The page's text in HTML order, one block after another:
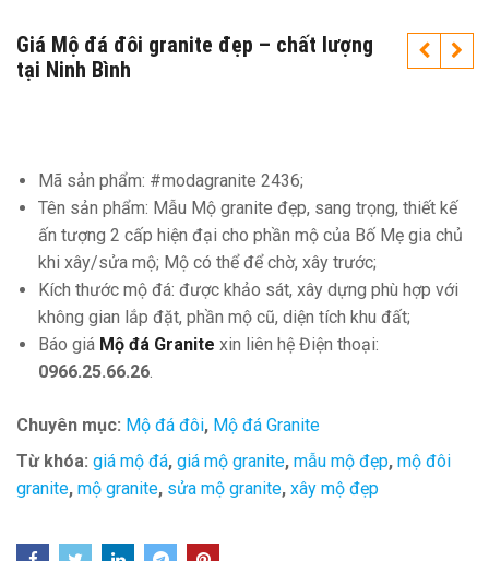
Giá Mộ đá đôi granite đẹp – chất lượng
tại Ninh Bình
Mã sản phẩm: #modagranite 2436;
Tên sản phẩm: Mẫu Mộ granite đẹp, sang trọng, thiết kế
ấn tượng 2 cấp hiện đại cho phần mộ của Bố Mẹ gia chủ
khi xây/sửa mộ; Mộ có thể để chờ, xây trước;
Kích thước mộ đá: được khảo sát, xây dựng phù hợp với
không gian lắp đặt, phần mộ cũ, diện tích khu đất;
Báo giá Mộ đá Granite xin liên hệ Điện thoại:
0966.25.66.26
Chuyên mục: Mộ đá đôi, Mộ đá Granite
Từ khóa: giá mộ đá, giá mộ granite, mẫu mộ đẹp, mộ đôi
granite, mộ granite, sửa mộ granite, xây mộ đẹp